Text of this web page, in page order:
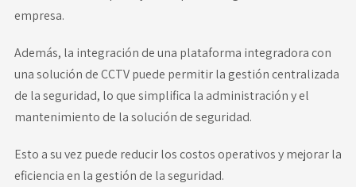
empresa.
Además, la integración de una plataforma integradora con
una solución de CCTV puede permitir la gestión centralizada
de la seguridad, lo que simplifica la administración y el
mantenimiento de la solución de seguridad.
Esto a su vez puede reducir los costos operativos y mejorar la
eficiencia en la gestión de la seguridad.